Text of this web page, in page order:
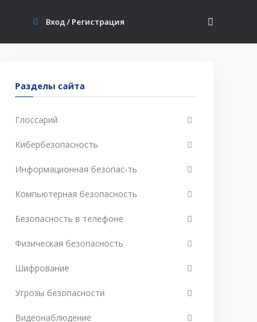
Вход / Регистрация
Разделы сайта
Глоссарий
Кибербезопасность
Информационная безопас-ть
Компьютерная безопасность
Безопасность в телефоне
Физическая безопасность
Шифрование
Угрозы безопасности
Видеонаблюдение